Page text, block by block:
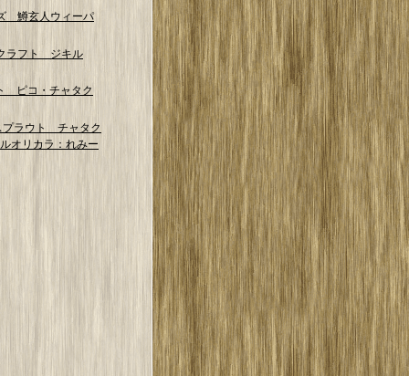
鱒玄人ウィーパ
ラフト ジキル
ピコ・チャタク
プラウト チャタク
オリカラ：れみー